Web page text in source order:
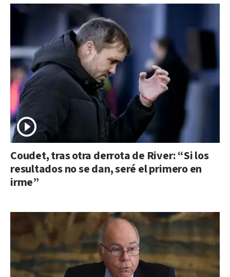
Coudet, tras otra derrota de River: “Si los
resultados no se dan, seré el primero en
irme”